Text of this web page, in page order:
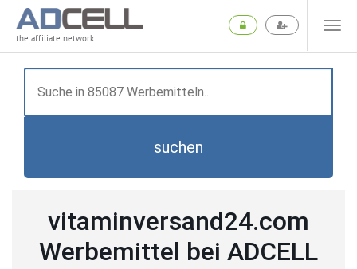
the affiliate network
suchen
vitaminversand24.com
Werbemittel bei ADCELL